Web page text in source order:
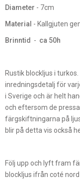
Diameter - 7cm
Material - Kallgjuten
Brinntid - ca 50h
Rustik blockljus i
inredningsdetalj för
i Sverige och är helt
och eftersom de
färgskiftningarna på
blir på detta vis också
Följ upp och lyft fram
blockljus ifrån coté